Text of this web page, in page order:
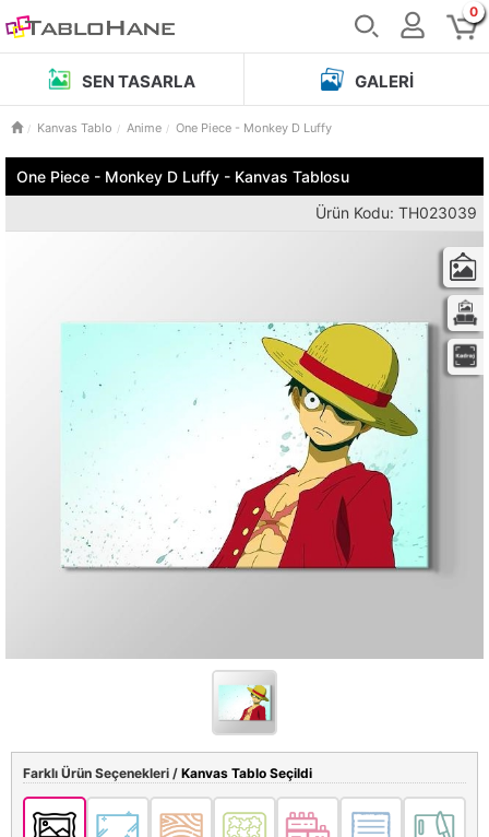
0
SEN TASARLA GALERI
Kanvas Tablo Anime One Piece - Monkey D Luffy
One Piece - Monkey D Luffy - Kanvas Tablosu
Ürün Kodu: TH023039
Farklı Ürün Seçenekleri / Kanvas Tablo Seçildi